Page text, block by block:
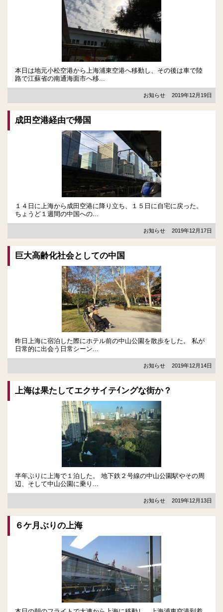
本日は地元小松空港から上海浦東空港へ移動し、その後は車で陸
路で江蘇省の南通海面市へ移...
お知らせ 2019年12月19日
成田空港経由で帰国
１４日に上海から成田空港に降り立ち、１５日に自宅に戻った。
ちょうど１週間の中国への...
お知らせ 2019年12月17日
巨大高齢化社会としての中国
昨日上海に宿泊した際にホテル前の中山公園を散歩をした。 私が
日常的に出会う日常シーン...
お知らせ 2019年12月14日
上海は果たしてエクサイテｲングな街か？
半年ぶりに上海で１泊した。 地下鉄２号線の中山公園駅やその周
辺、そして中山公園に乗り...
お知らせ 2019年12月13日
６ケ月ぶりの上海